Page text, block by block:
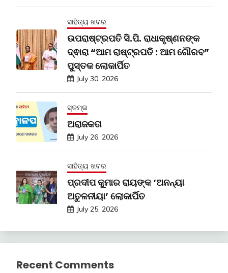
ସାହିତ୍ୟ ଖବର
ଉପରାଷ୍ଟ୍ରପତି ସି.ପି. ରାଧାକୃଷ୍ଣନଙ୍କ
ଦ୍ଵାରା “ଆମ ରାଷ୍ଟ୍ରପତି : ଆମ ଗୌରବ”
ପୁସ୍ତକ ଲୋକାର୍ପିତ
July 30, 2026
ସ୍ତମ୍ଭ
ଅରାଜକତା
July 26, 2026
ସାହିତ୍ୟ ଖବର
ପ୍ରଦୀପ କୁମାର ରାୟଙ୍କ ‘ଅନନ୍ୟା
ଅତୁଳନୀୟା’ ଲୋକାର୍ପିତ
July 25, 2026
Recent Comments